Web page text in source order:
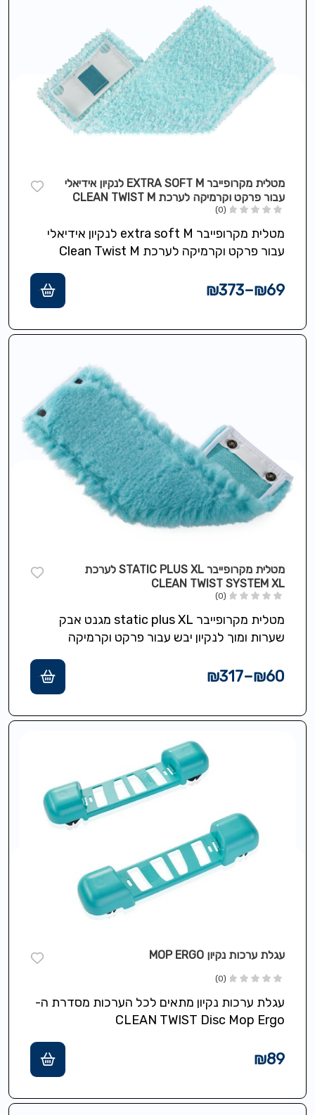
מטלית מקרופייבר EXTRA SOFT M לנקיון אידיאלי
עבור פרקט וקרמיקה לערכת CLEAN TWIST M
ERGO
(0)
מטלית מקרופייבר extra soft M לנקיון אידיאלי
עבור פרקט וקרמיקה לערכת Clean Twist M
₪69
–
₪373
מטלית מקרופייבר STATIC PLUS XL לערכת
CLEAN TWIST SYSTEM XL
(0)
מטלית מקרופייבר static plus XL מגנט אבק
שערות ומוך לנקיון יבש עבור פרקט וקרמיקה
₪60
–
₪317
עגלת ערכות נקיון MOP ERGO
(0)
עגלת ערכות נקיון מתאים לכל הערכות מסדרת ה-
CLEAN TWIST Disc Mop Ergo
₪89